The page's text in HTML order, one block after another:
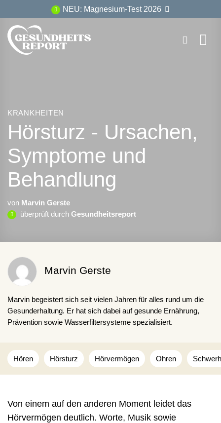
Inhalt
springen
NEU: Magnesium-Test 2026
KRANKHEITEN
Hörsturz - Ursachen,
Symptome und
Behandlung
von Marvin Gerste
überprüft durch Gesundheitsreport
Marvin Gerste
Marvin begeistert sich seit vielen Jahren für alles rund um die
Gesunderhaltung. Er hat sich dabei auf gesunde Ernährung,
Prävention sowie Wasserfiltersysteme spezialisiert.
Hören Hörsturz Hörvermögen Ohren
Von einem auf den anderen Moment leidet das
Hörvermögen deutlich. Worte, Musik sowie